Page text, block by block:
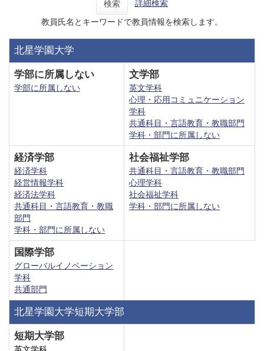
検索 詳細検索
教員氏名とキーワードで教員情報を検索します。
北星学園大学
学部に所属しない
学部に所属しない
文学部
英文学科
心理・応用コミュニケーション
学科
共通科目・言語教育・教職部門
学科・部門に所属しない
経済学部
経済学科
経営情報学科
経済法学科
共通科目・言語教育・教職
部門
学科・部門に所属しない
社会福祉学部
共通科目・言語教育・教職部門
心理学科
社会福祉学科
学科・部門に所属しない
国際学部
グローバルイノベーション
学科
共通部門
北星学園大学短期大学部
短期大学部